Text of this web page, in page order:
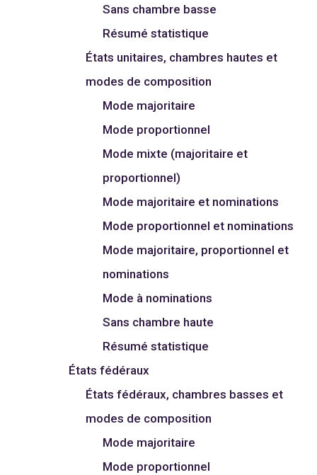
Sans chambre basse
Résumé statistique
États unitaires, chambres hautes et
modes de composition
Mode majoritaire
Mode proportionnel
Mode mixte (majoritaire et
proportionnel)
Mode majoritaire et nominations
Mode proportionnel et nominations
Mode majoritaire, proportionnel et
nominations
Mode à nominations
Sans chambre haute
Résumé statistique
États fédéraux
États fédéraux, chambres basses et
modes de composition
Mode majoritaire
Mode proportionnel